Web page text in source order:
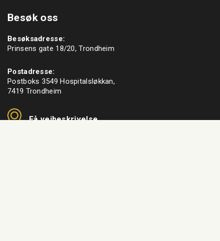
Besøk oss
Besøksadresse:
Prinsens gate 18/20, Trondheim
Postadresse:
Postboks 3549 Hospitalsløkkan,
7419 Trondheim
Få veibeskrivelse